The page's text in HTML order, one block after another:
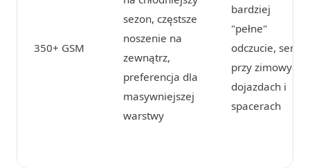
350+ GSM
sezon, częstsze
noszenie na
zewnątrz,
preferencja dla
masywniejszej
warstwy
bardziej
"pełne"
odczucie, sens
przy zimowych
dojazdach i
spacerach